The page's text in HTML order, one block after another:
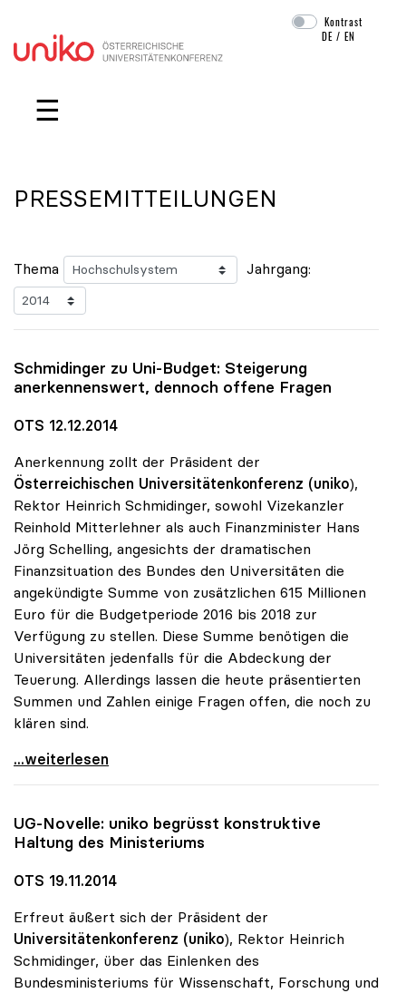
Navigation überspringen
Kontrast
DE /EN
☰
PRESSEMITTEILUNGEN
Thema Jahrgang:
Schmidinger zu Uni-Budget: Steigerung
anerkennenswert, dennoch offene Fragen
OTS 12.12.2014
Anerkennung zollt der Präsident der
Österreichischen Universitätenkonferenz (uniko),
Rektor Heinrich Schmidinger, sowohl Vizekanzler
Reinhold Mitterlehner als auch Finanzminister Hans
Jörg Schelling, angesichts der dramatischen
Finanzsituation des Bundes den Universitäten die
angekündigte Summe von zusätzlichen 615 Millionen
Euro für die Budgetperiode 2016 bis 2018 zur
Verfügung zu stellen. Diese Summe benötigen die
Universitäten jedenfalls für die Abdeckung der
Teuerung. Allerdings lassen die heute präsentierten
Summen und Zahlen einige Fragen offen, die noch zu
klären sind.
Schmidinger zu Uni-Budget: Steigerung
...weiterlesen
UG-Novelle: uniko begrüsst konstruktive
Haltung des Ministeriums
OTS 19.11.2014
Erfreut äußert sich der Präsident der
Universitätenkonferenz (uniko), Rektor Heinrich
Schmidinger, über das Einlenken des
Bundesministeriums für Wissenschaft, Forschung und